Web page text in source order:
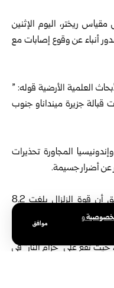
و
موافق
7،8 درجات على مقياس ريختر، اليوم الإثنين
أنباء عن وقوع إصابات مع
العلمية الأرضية قوله: ”
قبالة جزيرة مينداناو جنوب
المجاورة تحذيرات
عن أضرار جسيمة.
وكان المركز الألماني ذكر في وقت سابق أن قوة الزلزال بلغت 8.2
من خطر تسونامي.
حيث تقع على “حزام النار” في